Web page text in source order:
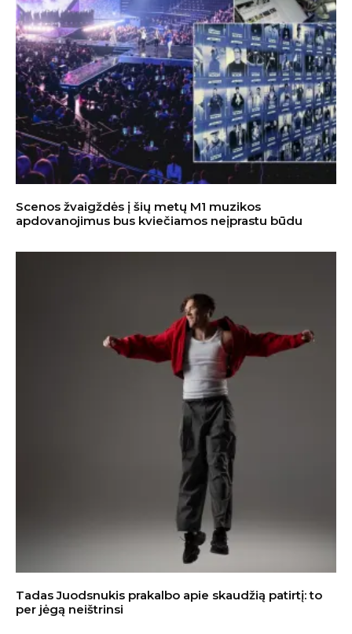
Scenos žvaigždės į šių metų M1 muzikos
apdovanojimus bus kviečiamos neįprastu būdu
Tadas Juodsnukis prakalbo apie skaudžią patirtį: to
per jėgą neištrinsi